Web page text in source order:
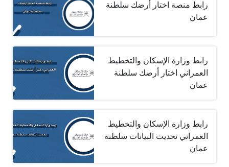
رابط منصة اختار أرضك سلطنة
عمان
رابط وزارة الإسكان والتخطيط
العمراني اختار أرضك سلطنة
عمان
رابط وزارة الإسكان والتخطيط
العمراني تحديث البيانات سلطنة
عمان